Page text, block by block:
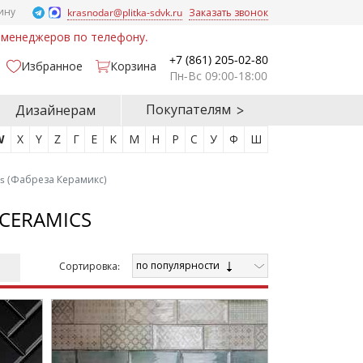
krasnodar@plitka-sdvk.ru Заказать звонок
по телефону.
Избранное
Корзина
+7 (861) 205-02-80
Пн-Вс 09:00-18:00
Дизайнерам Покупателям
X Y Z Г Е К М Н Р С У Ф Ш
(Фабреза Керамикс)
Cортировка: по популярности